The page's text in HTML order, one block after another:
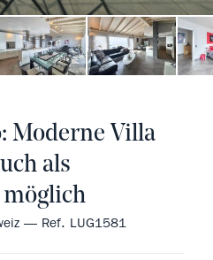
Moderne Villa
als
— Ref. LUG1581